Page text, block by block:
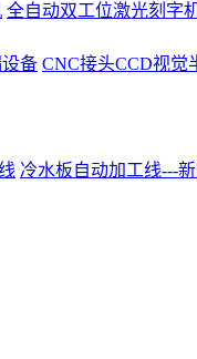
全自动双工位激光刻字
备 CNC接头CCD视觉
冷水板自动加工线---